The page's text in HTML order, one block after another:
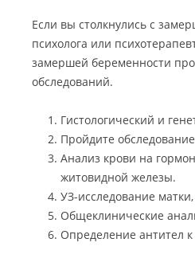
Если вы столкнулись с
психолога или
замершей беременности
обследований.
Гистологический и
Пройдите
Анализ крови на
житовидной железы.
УЗ-исследование
Общеклинические
Определение антител